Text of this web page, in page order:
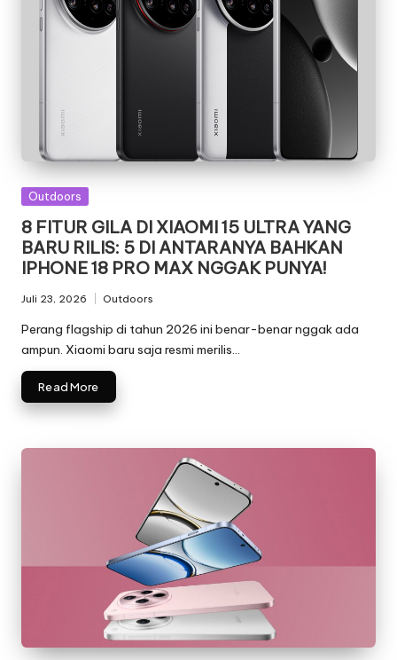
Posted
Outdoors
8 FITUR GILA DI XIAOMI 15 ULTRA YANG
BARU RILIS: 5 DI ANTARANYA BAHKAN
IPHONE 18 PRO MAX NGGAK PUNYA!
Juli 23, 2026
Posted
in
Outdoors
Perang flagship di tahun 2026 ini benar-benar nggak ada
ampun. Xiaomi baru saja resmi merilis…
Read More